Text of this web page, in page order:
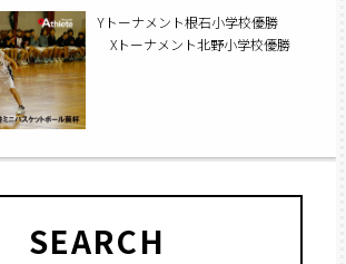
Yトーナメント根石小学校優勝
Xトーナメント北野小学校優勝
SEARCH